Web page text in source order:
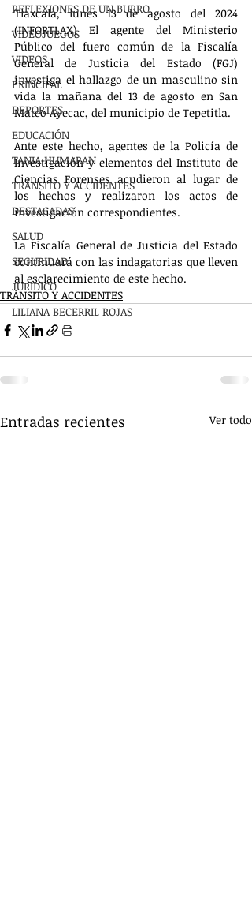
REFLEXIONES DE UN BURRO
VIDEOJUEGOS
VIDEOS
PRINCIPAL
DEPORTES
EDUCACIÓN
TANIA HUMARAN
TRÁNSITO Y ACCIDENTES
DESTACADAS
SALUD
SEGURIDAD
JURÍDICO
LILIANA BECERRIL ROJAS
Tlaxcala, lunes 13 de agosto del 2024
(INFORTLAX) El agente del Ministerio
Público del fuero común de la Fiscalía
General de Justicia del Estado (FGJ)
investiga el hallazgo de un masculino sin
vida la mañana del 13 de agosto en San
Mateo Ayecac, del municipio de Tepetitla.
Ante este hecho, agentes de la Policía de
Investigación y elementos del Instituto de
Ciencias Forenses acudieron al lugar de
los hechos y realizaron los actos de
investigación correspondientes.
La Fiscalía General de Justicia del Estado
continuará con las indagatorias que lleven
al esclarecimiento de este hecho.
TRÁNSITO Y ACCIDENTES
Entradas recientes Ver todo